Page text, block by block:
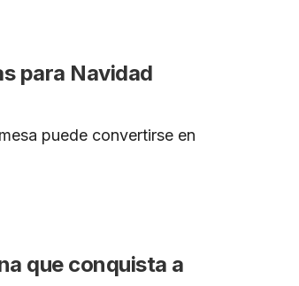
para Navidad
puede convertirse en
que conquista a